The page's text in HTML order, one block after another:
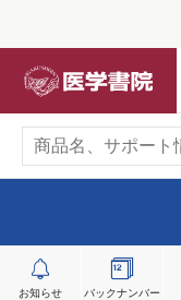
お知らせ バックナンバー